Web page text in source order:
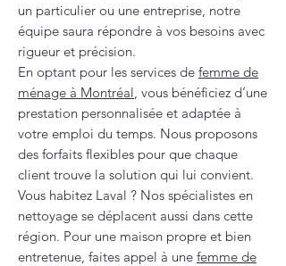
un particulier ou une entreprise, notre
équipe saura répondre à vos besoins avec
rigueur et précision.
En optant pour les services de femme de
ménage à Montréal, vous bénéficiez d’une
prestation personnalisée et adaptée à
votre emploi du temps. Nous proposons
des forfaits flexibles pour que chaque
client trouve la solution qui lui convient.
Vous habitez Laval ? Nos spécialistes en
nettoyage se déplacent aussi dans cette
région. Pour une maison propre et bien
entretenue, faites appel à une femme de